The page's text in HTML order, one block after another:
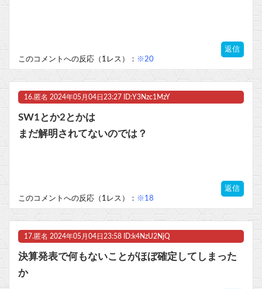
返信
このコメントへの反応（1レス）： ※20
16. 匿名 2024年05月04日23:27 ID:Y3Nzc1MzY
SW1とか2とかは
まだ解明されてないのでは？
返信
このコメントへの反応（1レス）： ※18
17. 匿名 2024年05月04日23:58 ID:k4NzU2NjQ
決算発表で何もないことがほぼ確定してしまった
か